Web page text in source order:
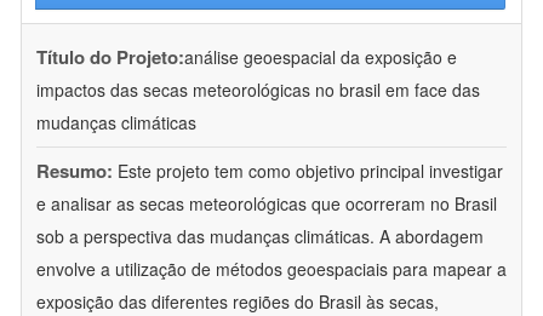
Título do Projeto:análise geoespacial da exposição e
impactos das secas meteorológicas no brasil em face das
mudanças climáticas
Resumo: Este projeto tem como objetivo principal investigar
e analisar as secas meteorológicas que ocorreram no Brasil
sob a perspectiva das mudanças climáticas. A abordagem
envolve a utilização de métodos geoespaciais para mapear a
exposição das diferentes regiões do Brasil às secas,